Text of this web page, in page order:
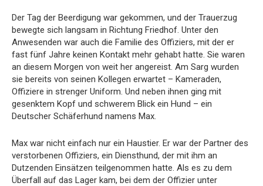
Der Tag der Beerdigung war gekommen, und der Trauerzug
bewegte sich langsam in Richtung Friedhof. Unter den
Anwesenden war auch die Familie des Offiziers, mit der er
fast fünf Jahre keinen Kontakt mehr gehabt hatte. Sie waren
an diesem Morgen von weit her angereist. Am Sarg wurden
sie bereits von seinen Kollegen erwartet – Kameraden,
Offiziere in strenger Uniform. Und neben ihnen ging mit
gesenktem Kopf und schwerem Blick ein Hund – ein
Deutscher Schäferhund namens Max.
Max war nicht einfach nur ein Haustier. Er war der Partner des
verstorbenen Offiziers, ein Diensthund, der mit ihm an
Dutzenden Einsätzen teilgenommen hatte. Als es zu dem
Überfall auf das Lager kam, bei dem der Offizier unter